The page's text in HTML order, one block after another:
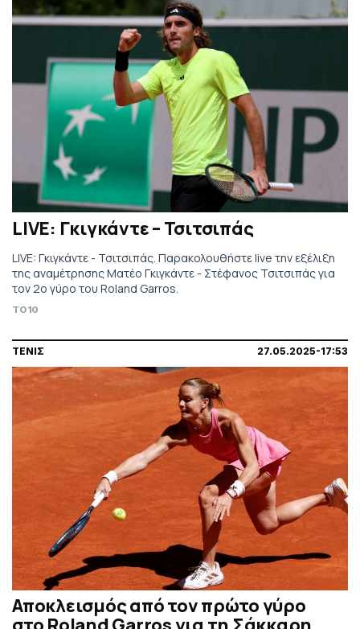
LIVE: Γκιγκάντε – Τσιτσιπάς
LIVE: Γκιγκάντε - Τσιτσιπάς. Παρακολουθήστε live την εξέλιξη
της αναμέτρησης Ματέο Γκιγκάντε - Στέφανος Τσιτσιπάς για
τον 2ο γύρο του Roland Garros.
TO10
ΤΕΝΙΣ 27.05.2025-17:53
Αποκλεισμός από τον πρώτο γύρο